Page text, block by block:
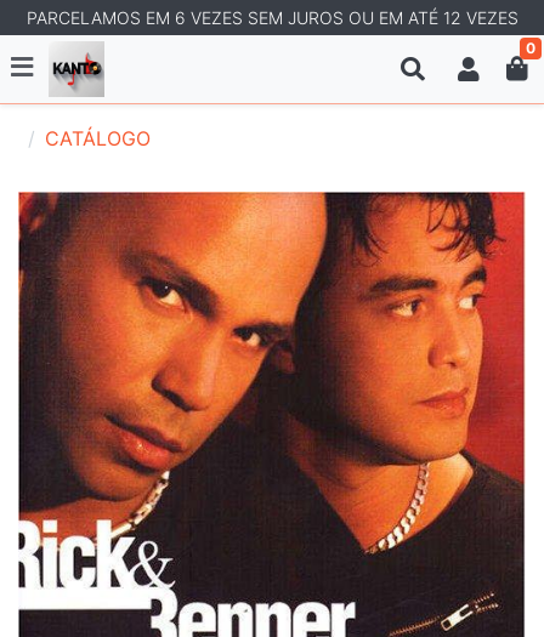
PARCELAMOS EM 6 VEZES SEM JUROS OU EM ATÉ 12 VEZES
0
CATÁLOGO